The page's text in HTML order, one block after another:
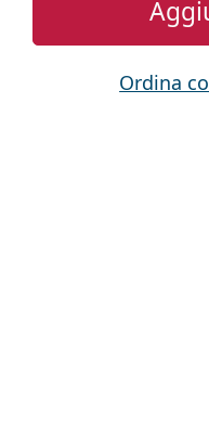
Ordina